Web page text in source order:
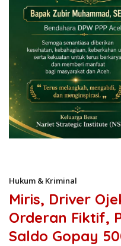
Hukum & Kriminal
Miris, Driver
Orderan Fiktif,
Saldo Gopay